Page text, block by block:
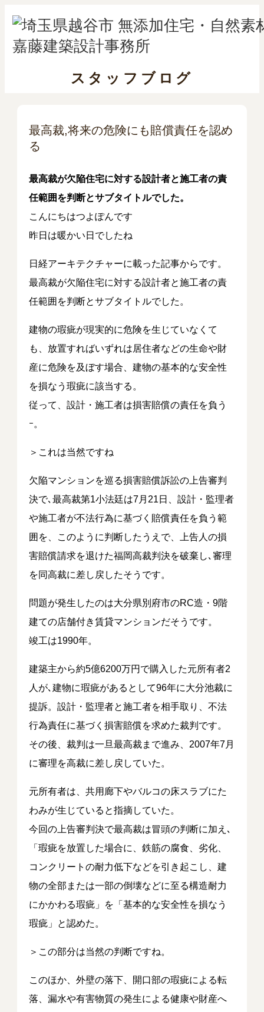
スタッフブログ
最高裁,将来の危険にも賠償責任を認め
る
最高裁が欠陥住宅に対する設計者と施工者の責
任範囲を判断とサブタイトルでした。
こんにちはつよぽんです
昨日は暖かい日でしたね
日経アーキテクチャーに載った記事からです。
最高裁が欠陥住宅に対する設計者と施工者の責
任範囲を判断とサブタイトルでした。
建物の瑕疵が現実的に危険を生じていなくて
も、放置すればいずれは居住者などの生命や財
産に危険を及ぼす場合、建物の基本的な安全性
を損なう瑕疵に該当する。
従って、設計・施工者は損害賠償の責任を負う
ｰ。
＞これは当然ですね
欠陥マンションを巡る損害賠償訴訟の上告審判
決で､最高裁第1小法廷は7月21日、設計・監理者
や施工者が不法行為に基づく賠償責任を負う範
囲を、このように判断したうえで、上告人の損
害賠償請求を退けた福岡高裁判決を破棄し､審理
を同高裁に差し戻したそうです。
問題が発生したのは大分県別府市のRC造・9階
建ての店舗付き賃貸マンションだそうです。
竣工は1990年。
建築主から約5億6200万円で購入した元所有者2
人が､建物に瑕疵があるとして96年に大分池裁に
提訴。設計・監理者と施工者を相手取り、不法
行為責任に基づく損害賠償を求めた裁判です。
その後、裁判は一旦最高裁まで進み、2007年7月
に審理を高裁に差し戻していた。
元所有者は、共用廊下やバルコの床スラブにた
わみが生じていると指摘していた。
今回の上告審判決で最高裁は冒頭の判断に加え､
「瑕疵を放置した場合に、鉄筋の腐食、劣化、
コンクリートの耐力低下などを引き起こし、建
物の全部または一部の倒壊などに至る構造耐力
にかかわる瑕疵」を「基本的な安全性を損なう
瑕疵」と認めた。
＞この部分は当然の判断ですね。
このほか、外壁の落下、開口部の瑕疵による転
落、漏水や有害物質の発生による健康や財産へ